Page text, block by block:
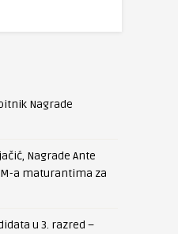
Nagrade
Nagrade Ante
a maturantima za
u 3. razred –